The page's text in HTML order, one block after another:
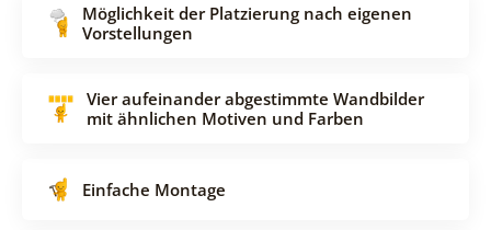
Möglichkeit der Platzierung nach eigenen
Vorstellungen
Vier aufeinander abgestimmte Wandbilder
mit ähnlichen Motiven und Farben
Einfache Montage